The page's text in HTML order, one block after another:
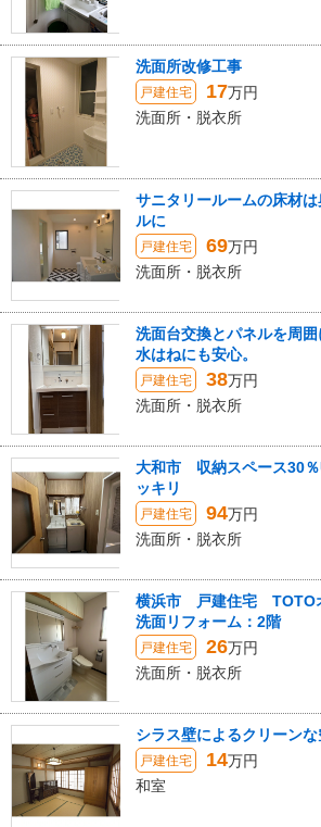
洗面所改修工事
戸建住宅 17万円
洗面所・脱衣所
サニタリールームの床材
ルに
戸建住宅 69万円
洗面所・脱衣所
洗面台交換とパネルを周
水はねにも安心。
戸建住宅 38万円
洗面所・脱衣所
大和市 収納スペース30％
ッキリ
戸建住宅 94万円
洗面所・脱衣所
横浜市 戸建住宅 TOTO
洗面リフォーム：2階
戸建住宅 26万円
洗面所・脱衣所
シラス壁によるクリーン
戸建住宅 14万円
和室